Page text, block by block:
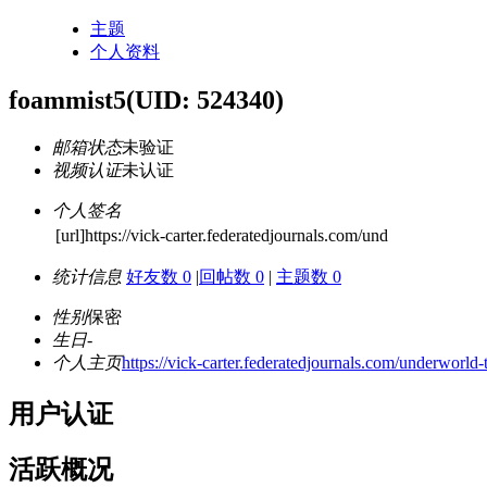
主题
个人资料
foammist5(UID: 524340)
邮箱状态未验证
视频认证未认证
个人签名
[url]https://vick-carter.federatedjournals.com/und
统计信息 好友数 0 |回帖数 0 | 主题数 0
性别保密
生日-
个人主页https://vick-carter.federatedjournals.com/
用户认证
活跃概况